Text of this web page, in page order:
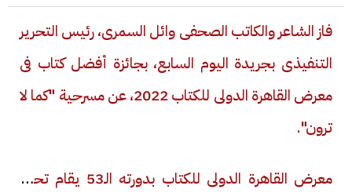
فاز الشاعر والكاتب الصحفى وائل السمرى، رئيس التحرير
التنفيذى بجريدة اليوم السابع، بجائزة أفضل كتاب فى
معرض القاهرة الدولى للكتاب 2022، عن مسرحية "كما لا
ترون".
معرض القاهرة الدولى للكتاب بدورته الـ53 يقام تحت